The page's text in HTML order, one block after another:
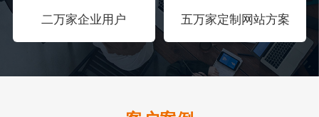
二万家企业用户 五万家定制网站方案